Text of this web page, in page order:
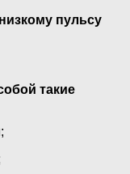
пульсу
такие